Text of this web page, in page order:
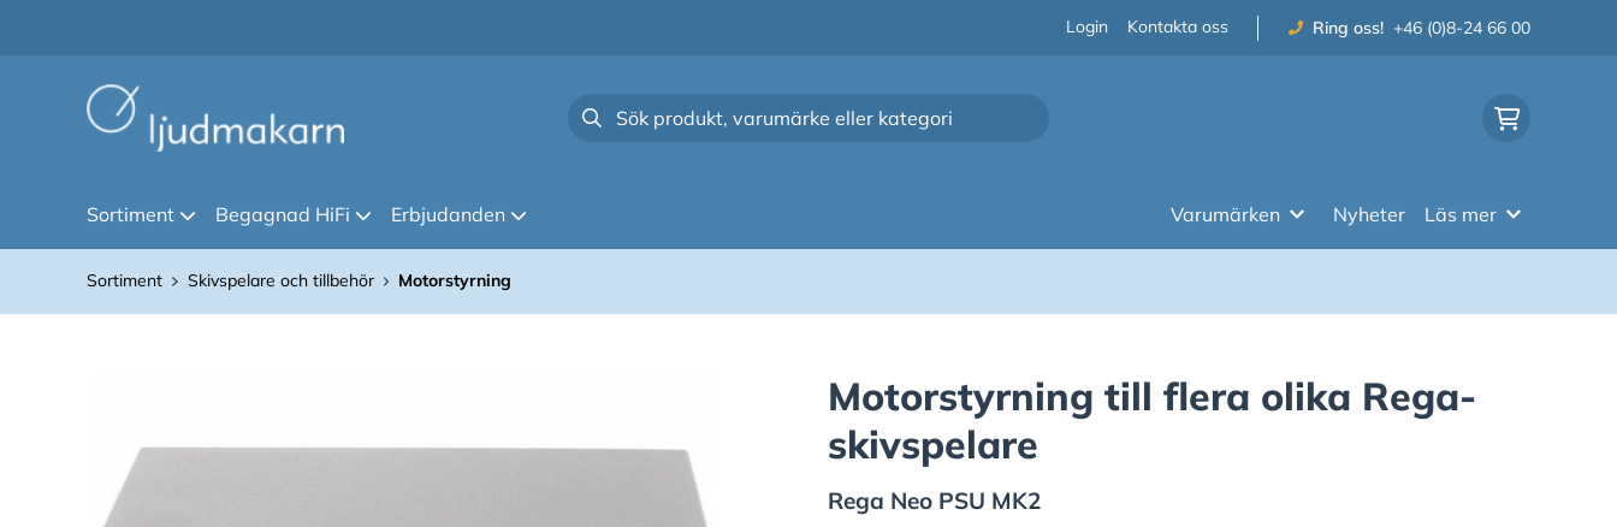
Login Kontakta oss Ring oss! +46 (0)8-24 66 00
Sortiment Begagnad HiFi Erbjudanden Varumärken Nyheter Läs mer
Sortiment Skivspelare och tillbehör Motorstyrning
Motorstyrning till flera olika Rega-
skivspelare
Rega Neo PSU MK2